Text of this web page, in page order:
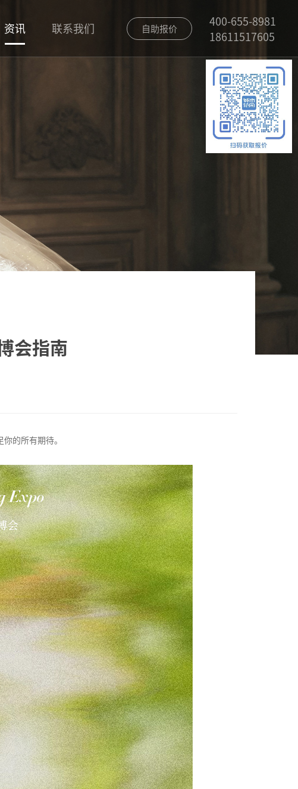
资讯 联系我们 自助报价
400-655-8981
18611517605
会指南
的所有期待。